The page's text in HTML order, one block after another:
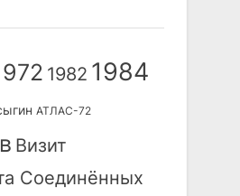
1982 1984
АТЛАС-72
Визит
Соединённых